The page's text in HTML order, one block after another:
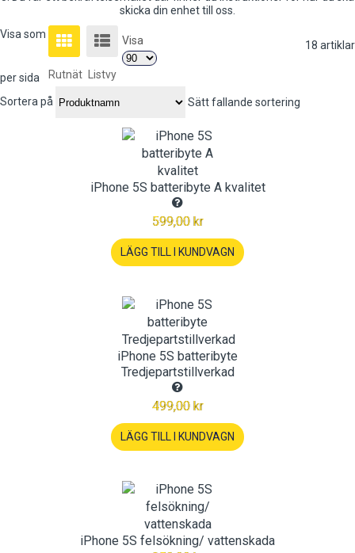
skicka din enhet till oss.
Visa som
Rutnät Listvy
18 artiklar
Visa
per sida
Sortera på
Sätt fallande sortering
iPhone 5S batteribyte A kvalitet
599,00 kr
LÄGG TILL I KUNDVAGN
iPhone 5S batteribyte
Tredjepartstillverkad
499,00 kr
LÄGG TILL I KUNDVAGN
iPhone 5S felsökning/ vattenskada